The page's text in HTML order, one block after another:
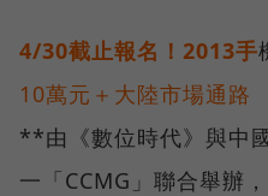
4/30截止報名！ 2013手
10萬元＋大陸市場通路
**由《數位時代》與中
一「CCMG」聯合舉辦